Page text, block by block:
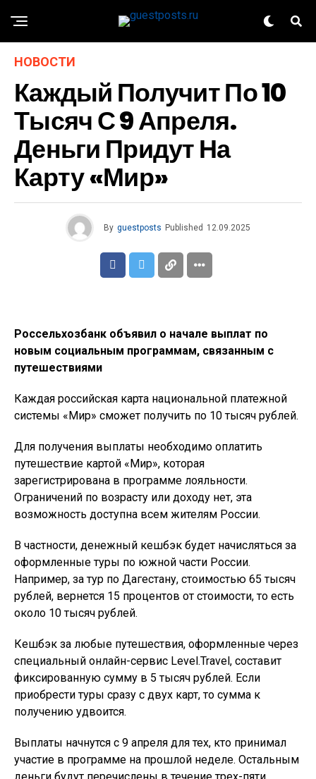
НОВОСТИ
Каждый Получит По 10
Тысяч С 9 Апреля.
Деньги Придут На
Карту «Мир»
By guestposts Published 12.09.2025
Россельхозбанк объявил о начале выплат по
новым социальным программам, связанным с
путешествиями
Каждая российская карта национальной платежной
системы «Мир» сможет получить по 10 тысяч рублей.
Для получения выплаты необходимо оплатить
путешествие картой «Мир», которая
зарегистрирована в программе лояльности.
Ограничений по возрасту или доходу нет, эта
возможность доступна всем жителям России.
В частности, денежный кешбэк будет начисляться за
оформленные туры по южной части России.
Например, за тур по Дагестану, стоимостью 65 тысяч
рублей, вернется 15 процентов от стоимости, то есть
около 10 тысяч рублей.
Кешбэк за любые путешествия, оформленные через
специальный онлайн-сервис Level.Travel, составит
фиксированную сумму в 5 тысяч рублей. Если
приобрести туры сразу с двух карт, то сумма к
получению удвоится.
Выплаты начнутся с 9 апреля для тех, кто принимал
участие в программе на прошлой неделе. Остальным